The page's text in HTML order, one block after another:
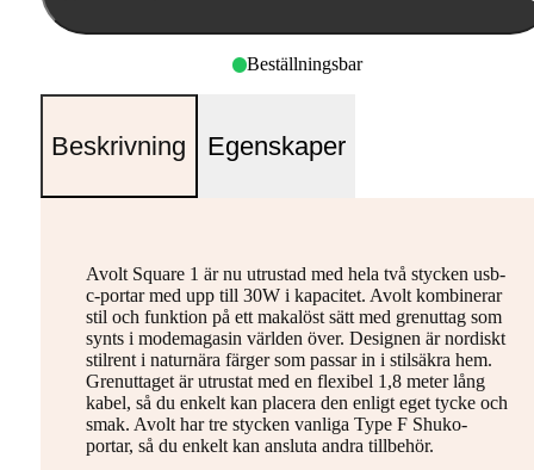
Beställningsbar
Beskrivning Egenskaper
Avolt Square 1 är nu utrustad med hela två stycken usb-
c-portar med upp till 30W i kapacitet. Avolt kombinerar
stil och funktion på ett makalöst sätt med grenuttag som
synts i modemagasin världen över. Designen är nordiskt
stilrent i naturnära färger som passar in i stilsäkra hem.
Grenuttaget är utrustat med en flexibel 1,8 meter lång
kabel, så du enkelt kan placera den enligt eget tycke och
smak. Avolt har tre stycken vanliga Type F Shuko-
portar, så du enkelt kan ansluta andra tillbehör.